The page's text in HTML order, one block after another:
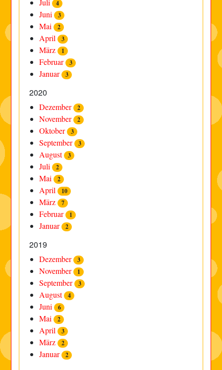
Juli 4
Juni 3
Mai 2
April 3
März 1
Februar 3
Januar 3
2020
Dezember 2
November 2
Oktober 3
September 3
August 3
Juli 2
Mai 2
April 10
März 7
Februar 1
Januar 2
2019
Dezember 3
November 1
September 3
August 4
Juni 6
Mai 2
April 3
März 2
Januar 2